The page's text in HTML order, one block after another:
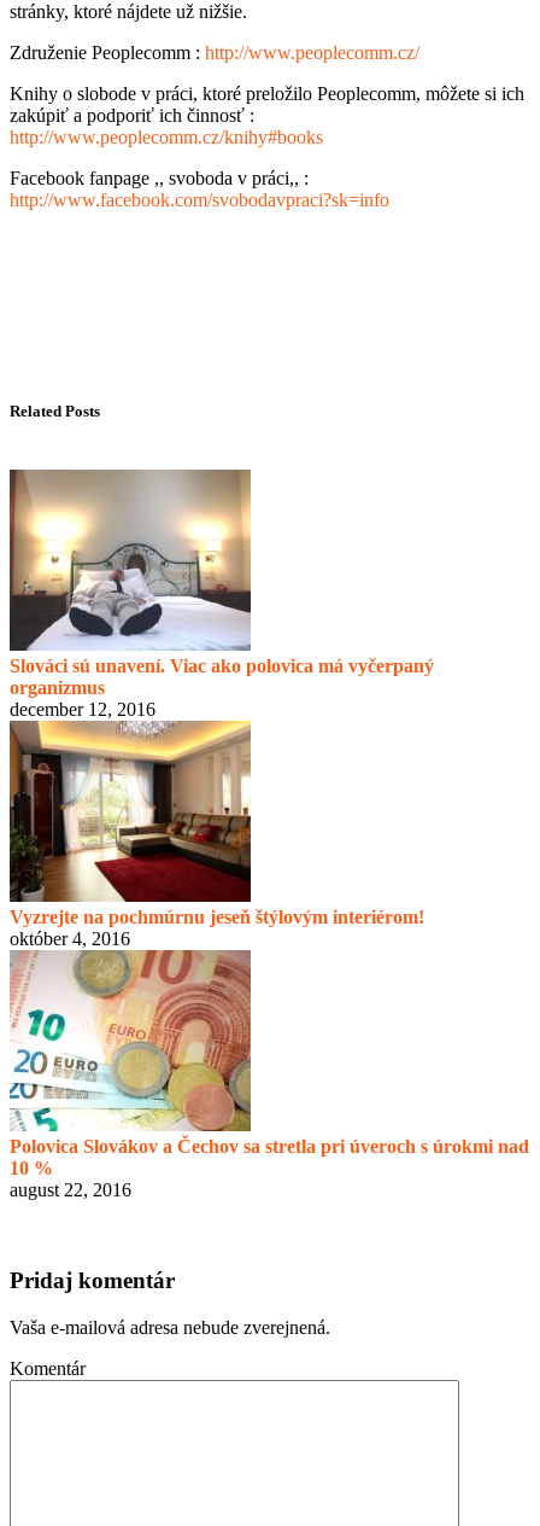
stránky, ktoré nájdete už nižšie.
Združenie Peoplecomm : http://www.peoplecomm.cz/
Knihy o slobode v práci, ktoré preložilo Peoplecomm, môžete si ich
zakúpiť a podporiť ich činnosť :
http://www.peoplecomm.cz/knihy#books
Facebook fanpage ,, svoboda v práci,, :
http://www.facebook.com/svobodavpraci?sk=info
Related Posts
Slováci sú unavení. Viac ako polovica má vyčerpaný
organizmus
december 12, 2016
Vyzrejte na pochmúrnu jeseň štýlovým interiérom!
október 4, 2016
Polovica Slovákov a Čechov sa stretla pri úveroch s úrokmi nad
10 %
august 22, 2016
Pridaj komentár
Vaša e-mailová adresa nebude zverejnená.
Komentár